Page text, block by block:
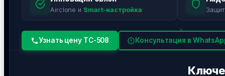
Airclone и Smart-настройка
Узнать цену TC-508 Консультация в